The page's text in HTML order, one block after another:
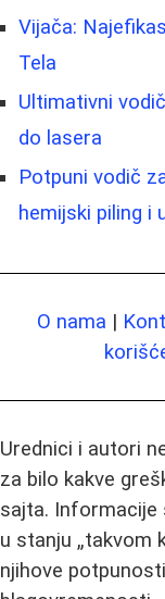
Vijača:
Tela
Ultimativni
do lasera
Potpuni vodič
hemijski piling i
O nama |
Urednici i autori
za bilo kakve
sajta. Informacije
u stanju „takvom
njihove